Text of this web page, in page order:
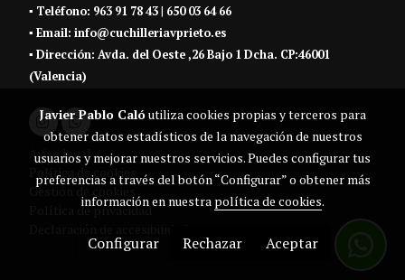
▪ Teléfono: 963 91 78 43| 650 03 64 66
▪ Email: info@cuchilleriavprieto.es
▪ Dirección: Avda. del Oeste ,26 Bajo 1 Dcha. CP:46001
(Valencia)
Aviso legal
Política de cookies
Gestión de cookies
Política de privacidad
Javier Pablo Calóutiliza cookies propias y terceros para
obtener datos estadísticos de la navegación de nuestros
usuarios y mejorar nuestros servicios. Puedes configurar tus
preferencias a través del botón “Configurar” o obtener más
información en nuestra política de cookies.
Configurar Rechazar Aceptar